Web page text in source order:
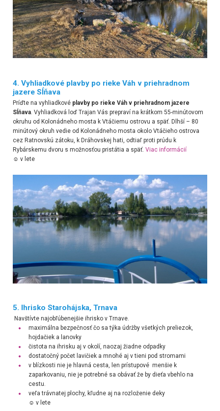
4. Vyhliadkové plavby po rieke Váh v priehradnom
jazere Sĺňava
Príďtena vyhliadkové plavby po rieke Váh v priehradnom jazere
Sĺňava. Vyhliadková loď Trajan Vás prepraví na krátkom 55-minútovom
okruhu od Kolonádneho mosta k Vtáčiemu ostrovu a späť. Dlhší – 80
minútový okruh vedie od Kolonádneho mosta okolo Vtáčieho ostrova
cez Ratnovskú zátoku, k Dráhovskej hati, odtiaľ proti prúdu k
Rybárskemu dvoru s možnosťou pristátia a späť. Viac informácií
☺ v lete
5. Ihrisko Starohájska, Trnava
Navštívte najobľúbenejšie ihrisko v Trnave.
maximálna bezpečnosť čo sa týka údržby všetkých preliezok,
hojdačiek a lanovky
čistota na ihrisku aj v okolí, naozaj žiadne odpadky
dostatočný počet lavičiek a mnohé aj v tieni pod stromami
v blízkosti nie je hlavná cesta, len prístupové menšie k
zaparkovaniu, nie je potrebné sa obávať že by dieťa vbehlo na
cestu.
veľa trávnatej plochy, kľudne aj na rozloženie deky
☺ v lete